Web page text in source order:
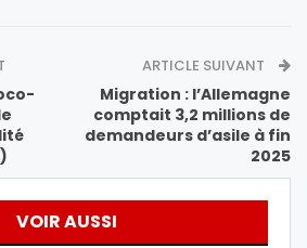
ARTICLE SUIVANT
Migration : l’Allemagne
comptait 3,2 millions de
demandeurs d’asile à fin
2025
VOIR AUSSI